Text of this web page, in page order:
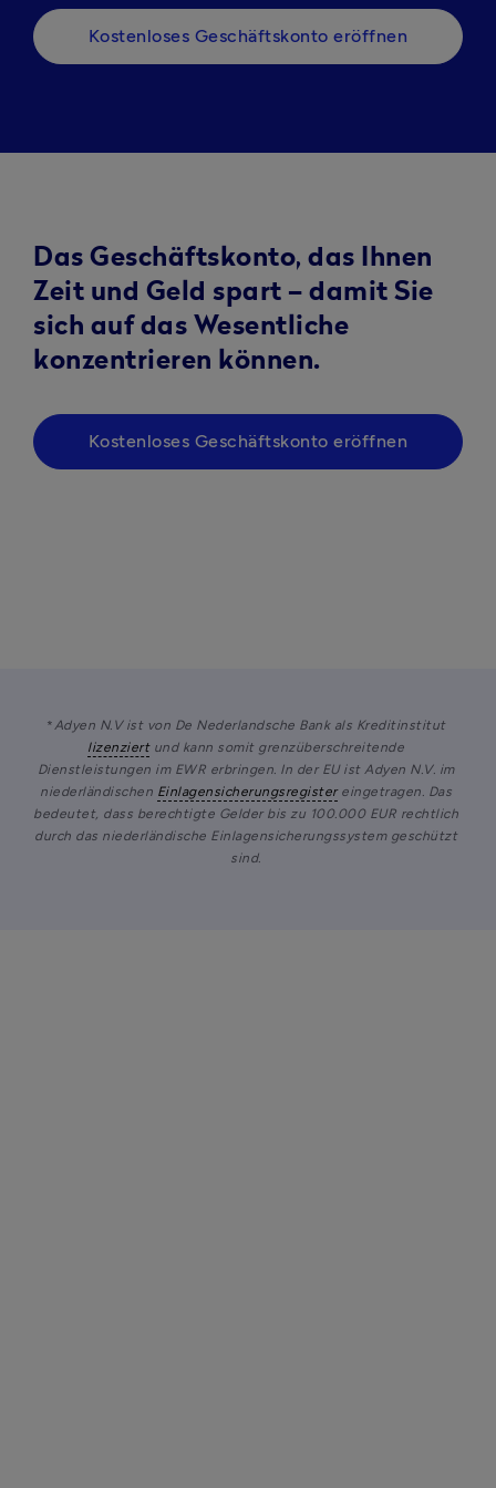
Kostenloses Geschäftskonto eröffnen
Das Geschäftskonto, das Ihnen
Zeit und Geld spart – damit Sie
sich auf das Wesentliche
konzentrieren können.
Kostenloses Geschäftskonto eröffnen
*
Adyen N.V ist von De Nederlandsche Bank als Kreditinstitut
lizenziert und kann somit grenzüberschreitende
Dienstleistungen im EWR erbringen. In der EU ist Adyen N.V. im
niederländischen Einlagensicherungsregister eingetragen. Das
bedeutet, dass berechtigte Gelder bis zu 100.000 EUR rechtlich
durch das niederländische Einlagensicherungssystem geschützt
sind.